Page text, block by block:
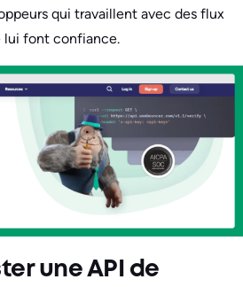
qui travaillent avec des flux
lui font confiance.
une API de